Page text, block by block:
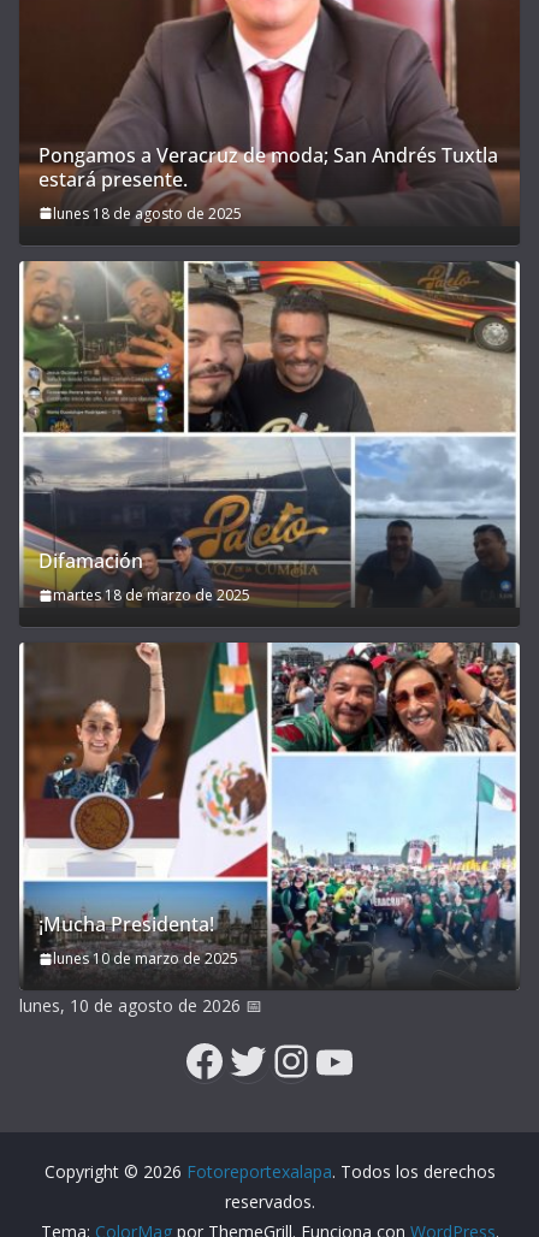
Pongamos a Veracruz de moda; San Andrés Tuxtla
estará presente.
lunes 18 de agosto de 2025
Difamación
martes 18 de marzo de 2025
¡Mucha Presidenta!
lunes 10 de marzo de 2025
lunes, 10 de agosto de 2026 📅
Facebook
Twitter
Instagram
YouTube
Copyright © 2026 Fotoreportexalapa. Todos los derechos
reservados.
Tema: ColorMagpor ThemeGrill. Funciona con WordPress.